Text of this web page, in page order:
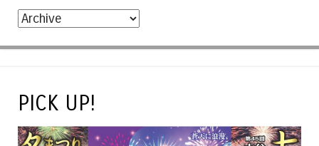
PICK UP!